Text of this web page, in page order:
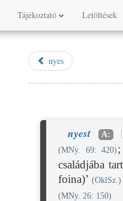
Tájékoztató Letöltések
nyes
nyest A:
(MNy. 69: 420)
családjába
foina)’(OklSz.)
(MNy. 26: 150)